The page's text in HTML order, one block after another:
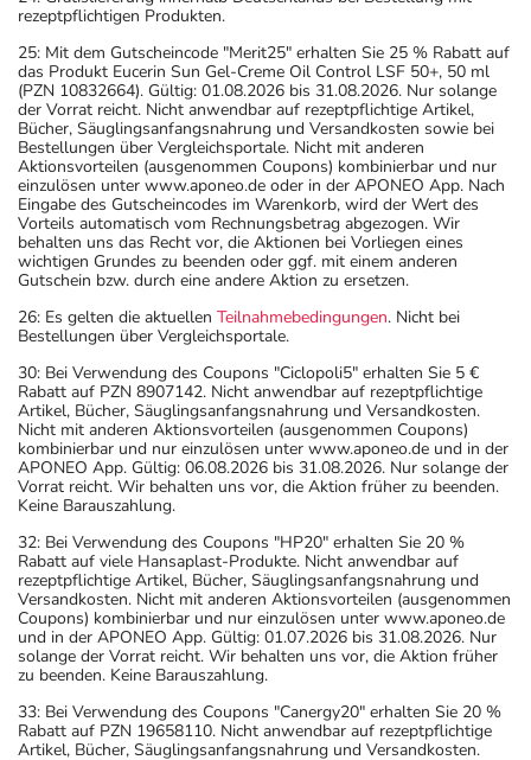
rezeptpflichtigen Produkten.
25: Mit dem Gutscheincode "Merit25" erhalten Sie 25 % Rabatt auf
das Produkt Eucerin Sun Gel-Creme Oil Control LSF 50+, 50 ml
(PZN 10832664). Gültig: 01.08.2026 bis 31.08.2026. Nur solange
der Vorrat reicht. Nicht anwendbar auf rezeptpflichtige Artikel,
Bücher, Säuglingsanfangsnahrung und Versandkosten sowie bei
Bestellungen über Vergleichsportale. Nicht mit anderen
Aktionsvorteilen (ausgenommen Coupons) kombinierbar und nur
einzulösen unter www.aponeo.de oder in der APONEO App. Nach
Eingabe des Gutscheincodes im Warenkorb, wird der Wert des
Vorteils automatisch vom Rechnungsbetrag abgezogen. Wir
behalten uns das Recht vor, die Aktionen bei Vorliegen eines
wichtigen Grundes zu beenden oder ggf. mit einem anderen
Gutschein bzw. durch eine andere Aktion zu ersetzen.
26: Es gelten die aktuellen Teilnahmebedingungen. Nicht bei
Bestellungen über Vergleichsportale.
30: Bei Verwendung des Coupons "Ciclopoli5" erhalten Sie 5 €
Rabatt auf PZN 8907142. Nicht anwendbar auf rezeptpflichtige
Artikel, Bücher, Säuglingsanfangsnahrung und Versandkosten.
Nicht mit anderen Aktionsvorteilen (ausgenommen Coupons)
kombinierbar und nur einzulösen unter www.aponeo.de und in der
APONEO App. Gültig: 06.08.2026 bis 31.08.2026. Nur solange der
Vorrat reicht. Wir behalten uns vor, die Aktion früher zu beenden.
Keine Barauszahlung.
32: Bei Verwendung des Coupons "HP20" erhalten Sie 20 %
Rabatt auf viele Hansaplast-Produkte. Nicht anwendbar auf
rezeptpflichtige Artikel, Bücher, Säuglingsanfangsnahrung und
Versandkosten. Nicht mit anderen Aktionsvorteilen (ausgenommen
Coupons) kombinierbar und nur einzulösen unter www.aponeo.de
und in der APONEO App. Gültig: 01.07.2026 bis 31.08.2026. Nur
solange der Vorrat reicht. Wir behalten uns vor, die Aktion früher
zu beenden. Keine Barauszahlung.
33: Bei Verwendung des Coupons "Canergy20" erhalten Sie 20 %
Rabatt auf PZN 19658110. Nicht anwendbar auf rezeptpflichtige
Artikel, Bücher, Säuglingsanfangsnahrung und Versandkosten.